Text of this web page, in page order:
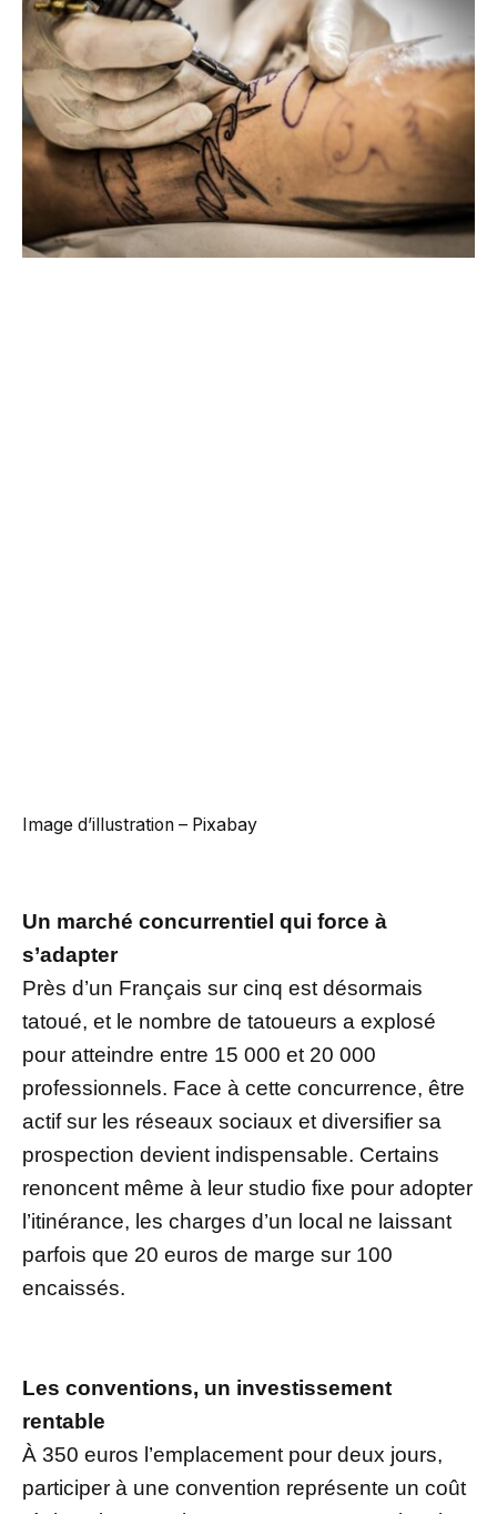
Image d’illustration – Pixabay
Un marché concurrentiel qui force à
s’adapter
Près d’un Français sur cinq est désormais
tatoué, et le nombre de tatoueurs a explosé
pour atteindre entre 15 000 et 20 000
professionnels. Face à cette concurrence, être
actif sur les réseaux sociaux et diversifier sa
prospection devient indispensable. Certains
renoncent même à leur studio fixe pour adopter
l’itinérance, les charges d’un local ne laissant
parfois que 20 euros de marge sur 100
encaissés.
Les conventions, un investissement
rentable
À 350 euros l’emplacement pour deux jours,
participer à une convention représente un coût